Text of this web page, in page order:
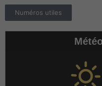
Numéros utiles